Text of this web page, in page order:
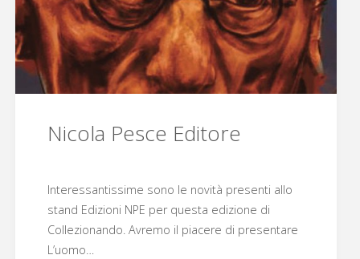
Nicola Pesce Editore
Interessantissime sono le novità presenti allo
stand Edizioni NPE per questa edizione di
Collezionando. Avremo il piacere di presentare
L’uomo…